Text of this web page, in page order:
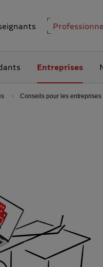
Entreprises
Conseils pour les entreprises